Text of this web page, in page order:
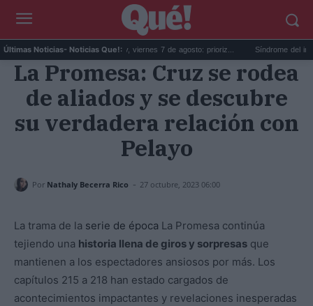
Últimas Noticias- Noticias Que!:
Horóscopo de Leo hoy, viernes 7 de agosto: prioriz... Síndrome del
La Promesa: Cruz se rodea
de aliados y se descubre
su verdadera relación con
Pelayo
Por Nathaly Becerra Rico - 27 octubre, 2023 06:00
La trama de la serie de época La Promesa continúa
tejiendo una historia llena de giros y sorpresas que
mantienen a los espectadores ansiosos por más. Los
capítulos 215 a 218 han estado cargados de
acontecimientos impactantes y revelaciones inesperadas